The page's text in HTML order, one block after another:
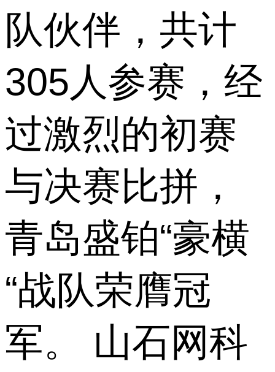
队伙伴，共计
305人参赛，经
过激烈的初赛
与决赛比拼，
青岛盛铂“豪横
“战队荣膺冠
军。 山石网科